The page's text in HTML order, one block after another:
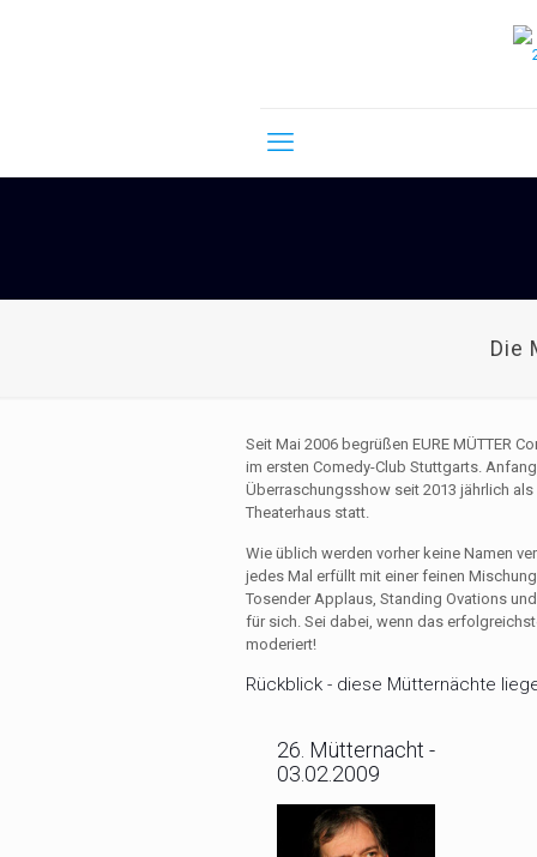
Die
Seit Mai 2006 begrüßen EURE MÜTTER
im ersten Comedy-Club Stuttgarts.
Überraschungsshow seit 2013 jährlich als
Theaterhaus statt.
Wie üblich werden vorher keine Namen
jedes Mal erfüllt mit einer feinen
Tosender Applaus, Standing Ovations
für sich. Sei dabei, wenn das
moderiert!
Rückblick - diese Mütternächte
26. Mütternacht -
03.02.2009